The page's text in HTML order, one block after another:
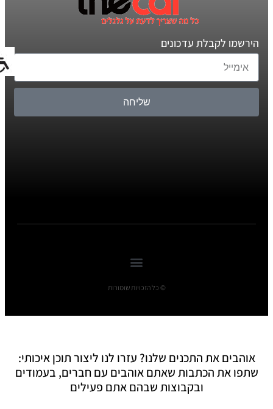
הירשמו לקבלת עדכונים
שליחה
© כל הזכויות שומורות
אוהבים את התכנים שלנו? עזרו לנו ליצור תוכן איכותי:
שתפו את הכתבות שאתם אוהבים עם חברים, בעמודים
ובקבוצות שבהם אתם פעילים